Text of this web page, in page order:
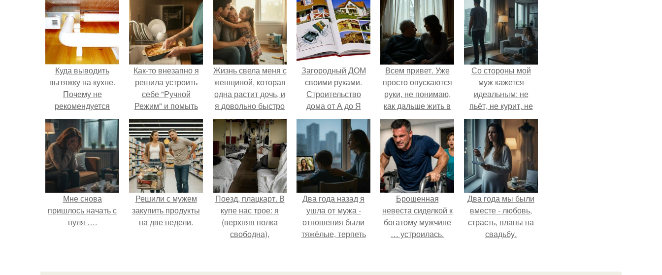
Куда выводить
вытяжку на кухне.
Почему не
рекомендуется
выводить вытяжку
в вентиляцию
Как-то внезапно я
решила устроить
себе "Ручной
Режим" и помыть
посуду без помощи
техники.
Жизнь свела меня с
женщиной, которая
одна растит дочь, и
я довольно быстро
привязался к ним
обеим.
Загородный ДОМ
своими руками.
Строительство
дома от А до Я
своими руками
Всем привет. Уже
просто опускаются
руки, не понимаю,
как дальше жить в
этой ситуации.
Со стороны мой
муж кажется
идеальным: не
пьёт, не курит, не
даёт поводов для
ревности, с
ребёнком
справляется
отлично, да и
готовит лучше
многих.
Мне снова
пришлось начать с
нуля ….
Решили с мужем
закупить продукты
на две недели.
Поезд, плацкарт. В
купе нас трое: я
(верхняя полка
свободна),
сорока с дочкой
Два года назад я
ушла от мужа -
отношения были
тяжёлые, терпеть
Брошенная
невеста сиделкой к
богатому мужчине
… устроилась.
Два года мы были
вместе - любовь,
страсть, планы на
свадьбу.